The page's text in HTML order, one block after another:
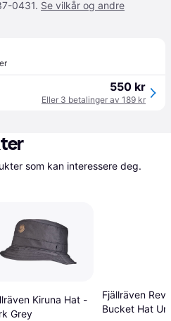
0431. Se vilkår og andre
550 kr
Eller 3 betalinger av 189 kr
Kiruna Hat -
Grey
Fjällräven
Bucket Hat